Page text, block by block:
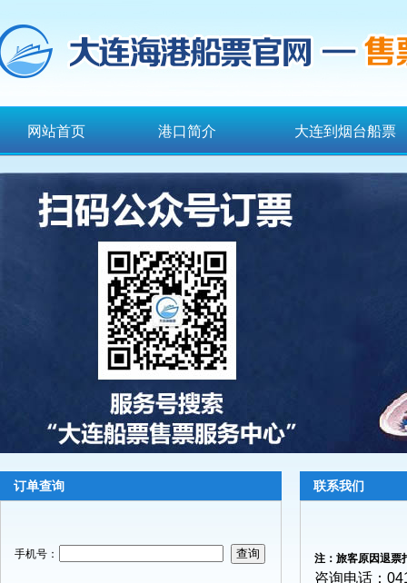
网站首页 港口简介 大连到烟台船票
订单查询
手机号：
联系我们
注：旅客原因退票
咨询电话：